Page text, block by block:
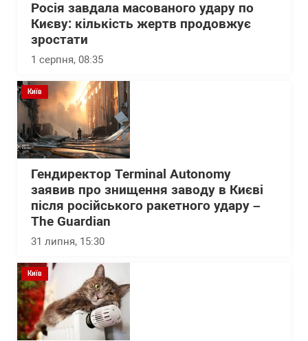
Росія завдала масованого удару по
Києву: кількість жертв продовжує
зростати
1 серпня, 08:35
Київ
Гендиректор Terminal Autonomy
заявив про знищення заводу в Києві
після російського ракетного удару –
The Guardian
31 липня, 15:30
Київ